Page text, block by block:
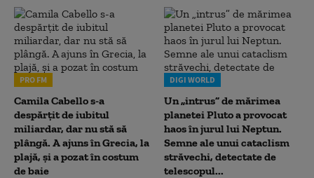
PRO FM
Camila Cabello s-a
despărțit de iubitul
miliardar, dar nu stă să
plângă. A ajuns în Grecia, la
plajă, și a pozat în costum
de baie
DIGI WORLD
Un „intrus” de mărimea
planetei Pluto a provocat
haos în jurul lui Neptun.
Semne ale unui cataclism
străvechi, detectate de
telescopul...